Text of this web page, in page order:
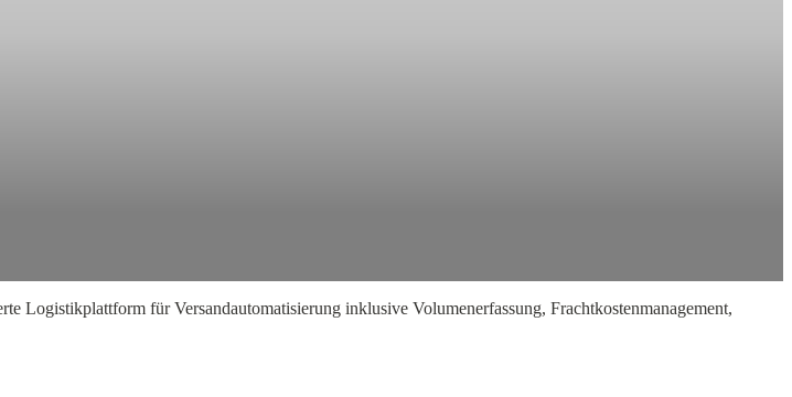
Logistikplattform für Versandautomatisierung inklusive Volumenerfassung, Frachtkostenmanagement,